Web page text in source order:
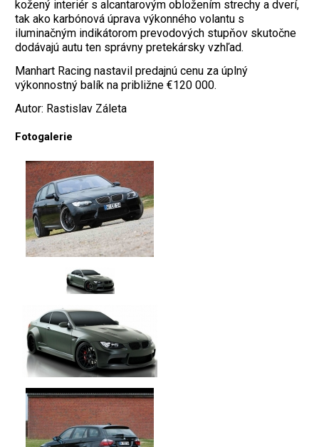
kožený interiér s alcantarovým obložením strechy a dverí,
tak ako karbónová úprava výkonného volantu s
iluminačným indikátorom prevodových stupňov skutočne
dodávajú autu ten správny pretekársky vzhľad.
Manhart Racing nastavil predajnú cenu za úplný
výkonnostný balík na približne €120 000.
Autor: Rastislav Záleta
Fotogalerie